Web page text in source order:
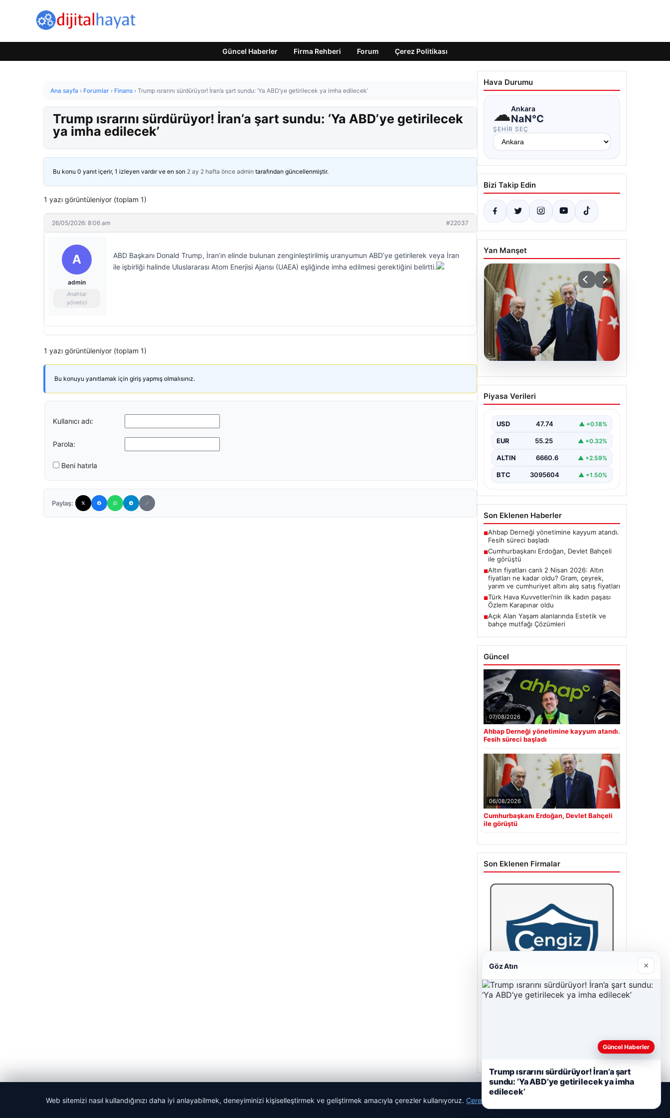
Güncel Haberler Firma Rehberi Forum Çerez Politikası
Ana sayfa › Forumlar › Finans › Trump ısrarını sürdürüyor! İran’a şart sundu: ‘Ya ABD’ye getirilecek ya imha edilecek’
Trump ısrarını sürdürüyor! İran’a şart sundu: ‘Ya ABD’ye getirilecek
ya imha edilecek’
Bu konu 0 yanıt içerir, 1 izleyen vardır ve en son 2 ay 2 hafta önce admin tarafından güncellenmiştir.
1 yazı görüntüleniyor (toplam 1)
26/05/2026: 8:06 am #22037
A
admin
Anahtar
yönetici
ABD Başkanı Donald Trump, İran’ın elinde bulunan zenginleştirilmiş uranyumun ABD’ye getirilerek veya İran
ile işbirliği halinde Uluslararası Atom Enerjisi Ajansı (UAEA) eşliğinde imha edilmesi gerektiğini belirtti.
1 yazı görüntüleniyor (toplam 1)
Bu konuyu yanıtlamak için giriş yapmış olmalısınız.
Kullanıcı adı:
Parola:
Beni hatırla
Paylaş:
Hava Durumu
☁Ankara
NaN°C
ŞEHIR SEÇ
Bizi Takip Edin
Yan Manşet
06.08.2026
Cumhurbaşkanı Erdoğan,
Devlet Bahçeli ile görüştü
Piyasa Verileri
USD 47.74 ▲ +0.18%
EUR 55.25 ▲ +0.32%
ALTIN 6660.6 ▲ +2.59%
BTC 3095604 ▲ +1.50%
Son Eklenen Haberler
■Ahbap Derneği yönetimine kayyum atandı.
Fesih süreci başladı
■Cumhurbaşkanı Erdoğan, Devlet Bahçeli
ile görüştü
■Altın fiyatları canlı 2 Nisan 2026: Altın
fiyatları ne kadar oldu? Gram, çeyrek,
yarım ve cumhuriyet altını alış satış fiyatları
■Türk Hava Kuvvetleri’nin ilk kadın paşası
Özlem Karapınar oldu
■Açık Alan Yaşam alanlarında Estetik ve
bahçe mutfağı Çözümleri
Güncel
07/08/2026
Ahbap Derneği yönetimine kayyum atandı.
Fesih süreci başladı
06/08/2026
Cumhurbaşkanı Erdoğan, Devlet Bahçeli
ile görüştü
Son Eklenen Firmalar
Web sitemizi nasıl kullandığınızı daha iyi anlayabilmek, deneyiminizi kişiselleştirmek ve geliştirmek amacıyla çerezler kullanıyoruz. Çerez Politikamız
Göz Atın ×
Güncel Haberler
Trump ısrarını sürdürüyor! İran’a şart
sundu: ‘Ya ABD’ye getirilecek ya imha
edilecek’